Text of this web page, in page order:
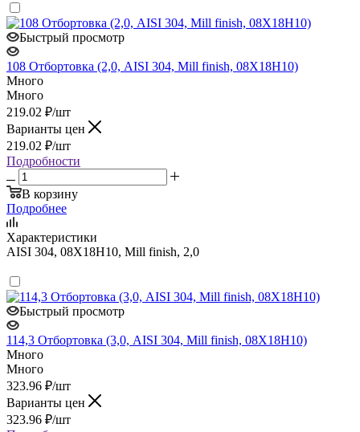
Быстрый просмотр
108 Отбортовка (2,0, AISI 304, Mill finish, 08Х18Н10)
Много
Много
219.02 ₽/шт
Варианты цен
219.02 ₽/шт
Подробности
В корзину
Подробнее
Характеристики
AISI 304, 08Х18Н10, Mill finish, 2,0
Быстрый просмотр
114,3 Отбортовка (3,0, AISI 304, Mill finish, 08Х18Н10)
Много
Много
323.96 ₽/шт
Варианты цен
323.96 ₽/шт